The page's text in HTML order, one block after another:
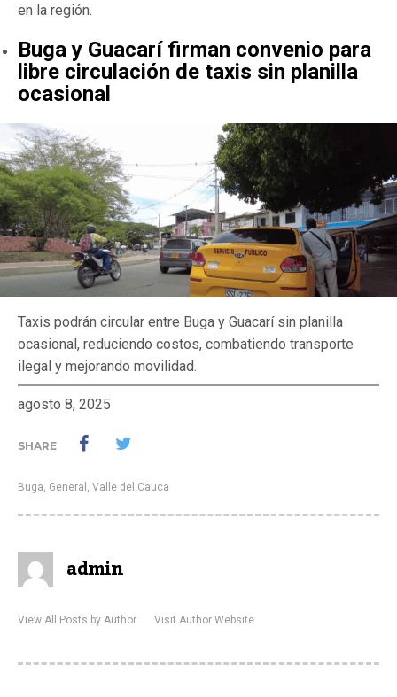
en la región.
Buga y Guacarí firman convenio para
libre circulación de taxis sin planilla
ocasional
Taxis podrán circular entre Buga y Guacarí sin planilla
ocasional, reduciendo costos, combatiendo transporte
ilegal y mejorando movilidad.
agosto 8, 2025
SHARE
Buga General Valle del Cauca
admin
View All Posts by Author Visit Author Website